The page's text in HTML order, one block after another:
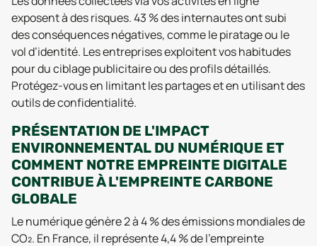
exposent à des risques. 43 % des internautes ont subi
des conséquences négatives, comme le piratage ou le
vol d’identité. Les entreprises exploitent vos habitudes
pour du ciblage publicitaire ou des profils détaillés.
Protégez-vous en limitant les partages et en utilisant des
outils de confidentialité.
PRÉSENTATION DE L'IMPACT
ENVIRONNEMENTAL DU NUMÉRIQUE ET
COMMENT NOTRE EMPREINTE DIGITALE
CONTRIBUE À L'EMPREINTE CARBONE
GLOBALE
Le numérique génère 2 à 4 % des émissions mondiales de
CO₂. En France, il représente 4,4 % de l’empreinte